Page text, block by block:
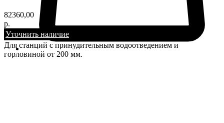
82360,00
р.
Уточнить наличие
Для станций с принудительным водоотведением и
горловиной от 200 мм.